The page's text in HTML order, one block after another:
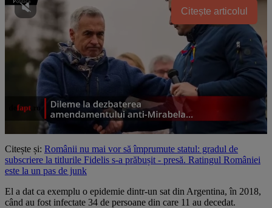
Citește articolul
Citește și: Românii nu mai vor să împrumute statul: gradul de
subscriere la titlurile Fidelis s-a prăbușit - presă. Ratingul României
este la un pas de junk
El a dat ca exemplu o epidemie dintr-un sat din Argentina, în 2018,
când au fost infectate 34 de persoane din care 11 au decedat.